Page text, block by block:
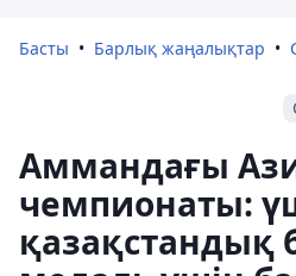
Басты Барлық жаңалықтар
Аммандағы
чемпионаты:
қазақстандық